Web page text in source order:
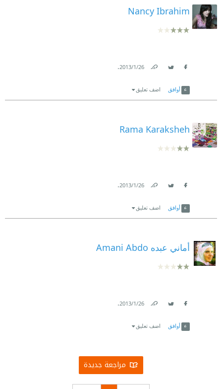
Nancy Ibrahim
26‏/1‏/2013
.
أوافق اضف تعليق
Rama Karaksheh
26‏/1‏/2013
.
أوافق اضف تعليق
أماني عبده Amani Abdo
26‏/1‏/2013
.
أوافق اضف تعليق
مراجعة جديدة